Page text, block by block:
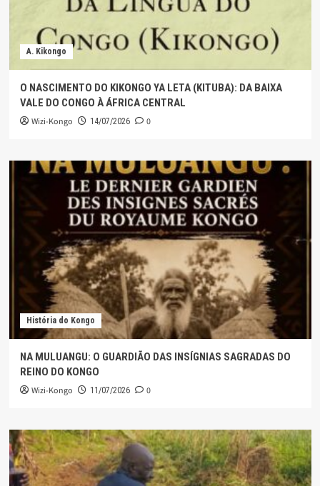
A. Kikongo
O NASCIMENTO DO KIKONGO YA LETA (KITUBA): DA BAIXA
VALE DO CONGO À ÁFRICA CENTRAL
Wizi-Kongo 14/07/2026 0
História do Kongo
NA MULUANGU: O GUARDIÃO DAS INSÍGNIAS SAGRADAS DO
REINO DO KONGO
Wizi-Kongo 11/07/2026 0